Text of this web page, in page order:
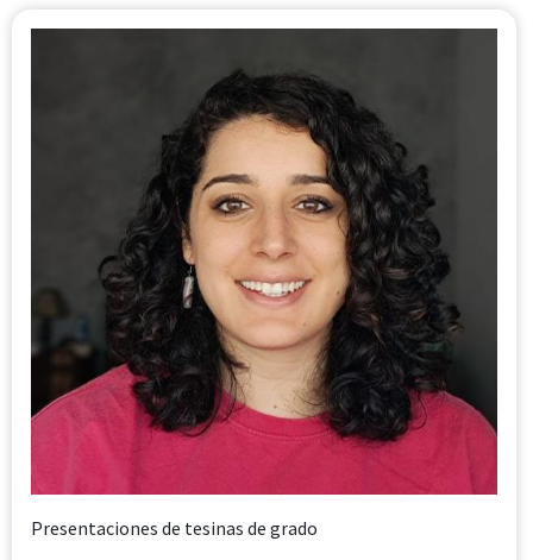
Presentaciones de tesinas de grado